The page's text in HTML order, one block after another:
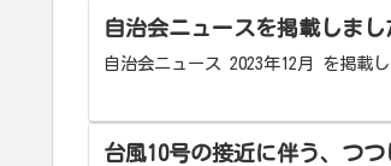
自治会ニュースを掲載しまし
自治会ニュース 2023年12月 を掲載
台風10号の接近に伴う、つ